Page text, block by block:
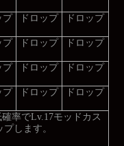
プ ドロップ ドロップ
プ ドロップ ドロップ
プ ドロップ ドロップ
プ ドロップ ドロップ
率でLv.17モッドカス
します。